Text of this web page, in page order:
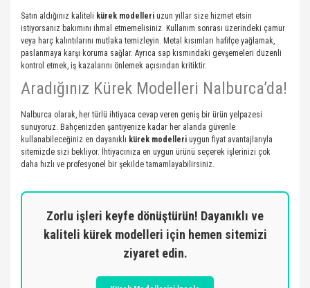
Satın aldığınız kaliteli kürek modelleri uzun yıllar size hizmet etsin
istiyorsanız bakımını ihmal etmemelisiniz. Kullanım sonrası üzerindeki çamur
veya harç kalıntılarını mutlaka temizleyin. Metal kısımları hafifçe yağlamak,
paslanmaya karşı koruma sağlar. Ayrıca sap kısmındaki gevşemeleri düzenli
kontrol etmek, iş kazalarını önlemek açısından kritiktir.
Aradığınız Kürek Modelleri Nalburca’da!
Nalburca olarak, her türlü ihtiyaca cevap veren geniş bir ürün yelpazesi
sunuyoruz. Bahçenizden şantiyenize kadar her alanda güvenle
kullanabileceğiniz en dayanıklı kürek modelleri uygun fiyat avantajlarıyla
sitemizde sizi bekliyor. İhtiyacınıza en uygun ürünü seçerek işlerinizi çok
daha hızlı ve profesyonel bir şekilde tamamlayabilirsiniz.
Zorlu işleri keyfe dönüştürün! Dayanıklı ve
kaliteli kürek modelleri için hemen sitemizi
ziyaret edin.